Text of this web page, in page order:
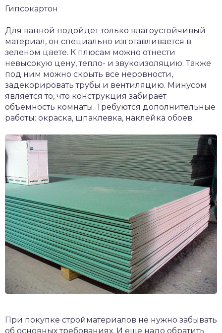
Гипсокартон
Для ванной подойдет только влагоустойчивый
материал, он специально изготавливается в
зеленом цвете. К плюсам можно отнести
невысокую цену, тепло- и звукоизоляцию. Также
под ним можно скрыть все неровности,
задекорировать трубы и вентиляцию. Минусом
является то, что конструкция забирает
объемность комнаты. Требуются дополнительные
работы: окраска, шпаклевка, наклейка обоев.
При покупке стройматериалов не нужно забывать
об основных требованиях. И еще надо обратить